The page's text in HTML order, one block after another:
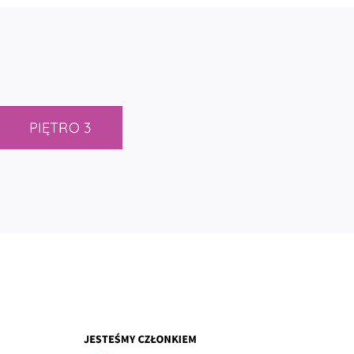
PIĘTRO 3